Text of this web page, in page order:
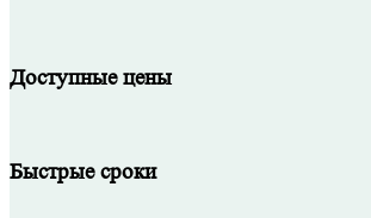
Доступные цены
Быстрые сроки